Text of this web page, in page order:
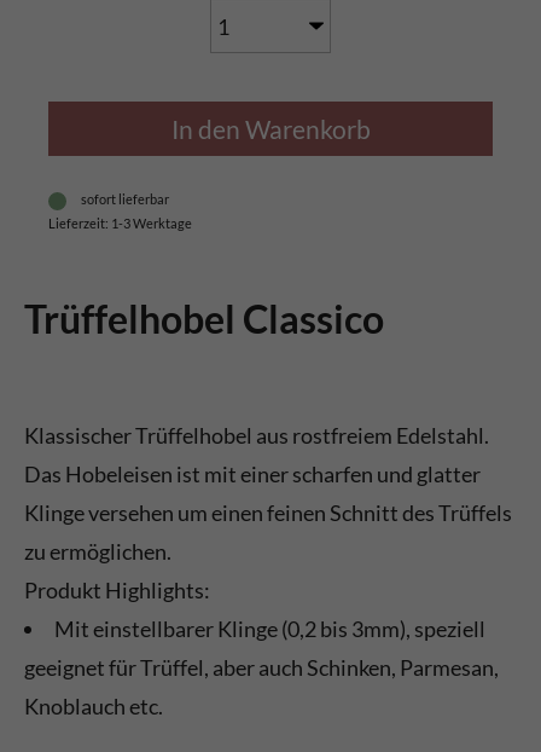
In den Warenkorb
sofort lieferbar
Lieferzeit: 1-3 Werktage
Trüffelhobel Classico
Klassischer Trüffelhobel aus rostfreiem Edelstahl.
Das Hobeleisen ist mit einer scharfen und glatter
Klinge versehen um einen feinen Schnitt des Trüffels
zu ermöglichen.
Produkt Highlights:
Mit einstellbarer Klinge (0,2 bis 3mm), speziell
geeignet für Trüffel, aber auch Schinken, Parmesan,
Knoblauch etc.